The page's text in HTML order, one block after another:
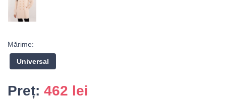
Mărime:
Universal
Preț: 462 lei